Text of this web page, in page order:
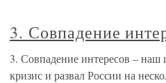
3. Совпадение
3. Совпадение интересов –
кризис и развал России на